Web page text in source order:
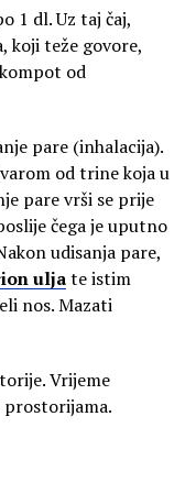
1 dl. Uz taj čaj,
koji teže govore,
od
pare (inhalacija).
od trine koja u
pare vrši se prije
čega je uputno
udisanja pare,
uljate istim
nos. Mazati
Vrijeme